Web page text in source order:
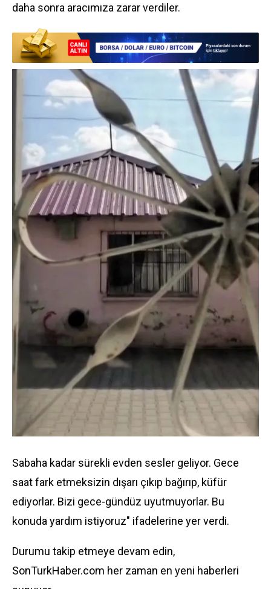
daha sonra aracımıza zarar verdiler.
Sabaha kadar sürekli evden sesler geliyor. Gece
saat fark etmeksizin dışarı çıkıp bağırıp, küfür
ediyorlar. Bizi gece-gündüz uyutmuyorlar. Bu
konuda yardım istiyoruz" ifadelerine yer verdi.
Durumu takip etmeye devam edin,
SonTurkHaber.com her zaman en yeni haberleri